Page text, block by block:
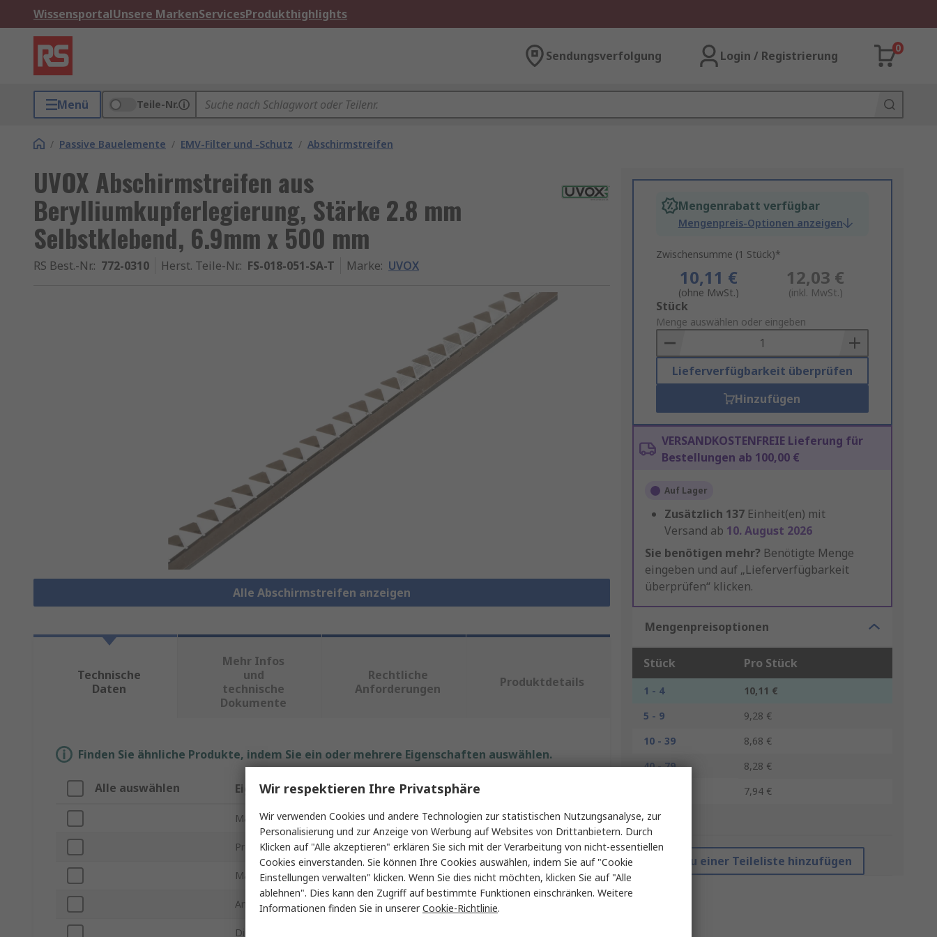
WissensportalUnsere MarkenServicesProdukthighlights
Sendungsverfolgung Login / Registrierung
0
Menü Teile-Nr.
/ Passive Bauelemente / EMV-Filter und -Schutz / Abschirmstreifen
UVOX Abschirmstreifen aus
Berylliumkupferlegierung, Stärke 2.8 mm
Selbstklebend, 6.9mm x 500 mm
RS Best.-Nr.: 772-0310 Herst. Teile-Nr.: FS-018-051-SA-T Marke: UVOX
Alle Abschirmstreifen anzeigen
Mengenrabatt verfügbar
Mengenpreis-Optionen anzeigen
Zwischensumme (1 Stück)*
10,11 €
(ohne MwSt.)
12,03 €
(inkl. MwSt.)
Add
to
Basket
Stück
Menge auswählen oder eingeben
Lieferverfügbarkeit überprüfen
Hinzufügen
VERSANDKOSTENFREIE Lieferung für
Bestellungen ab 100,00 €
Auf Lager
Zusätzlich 137 Einheit(en) mit
Versand ab 10. August 2026
Sie benötigen mehr? Benötigte Menge
eingeben und auf „Lieferverfügbarkeit
überprüfen“ klicken.
Mengenpreisoptionen
Stück Pro Stück
1 - 4
10,11 €
5 - 9
9,28 €
10 - 39
8,68 €
40 - 79
8,28 €
7,94 €
*Richtpreis
Zu einer Teileliste hinzufügen
Technische
Daten
Mehr Infos
und
technische
Dokumente
Rechtliche
Anforderungen
Produktdetails
Finden Sie ähnliche Produkte, indem Sie ein oder mehrere Eigenschaften auswählen.
Alle auswählen Eigenschaft Wert
Marke UVOX
Produkt Typ Abschirmstreifen
Material Berylliumkupferlegierung
Anschlusstyp Selbstklebend
Dicke
Wir respektieren Ihre Privatsphäre
Wir verwenden Cookies und andere Technologien zur statistischen Nutzungsanalyse, zur
Personalisierung und zur Anzeige von Werbung auf Websites von Drittanbietern. Durch
Klicken auf "Alle akzeptieren" erklären Sie sich mit der Verarbeitung von nicht-essentiellen
Cookies einverstanden. Sie können Ihre Cookies auswählen, indem Sie auf "Cookie
Einstellungen verwalten" klicken. Wenn Sie dies nicht möchten, klicken Sie auf "Alle
ablehnen". Dies kann den Zugriff auf bestimmte Funktionen einschränken. Weitere
Informationen finden Sie in unsererCookie-Richtlinie.